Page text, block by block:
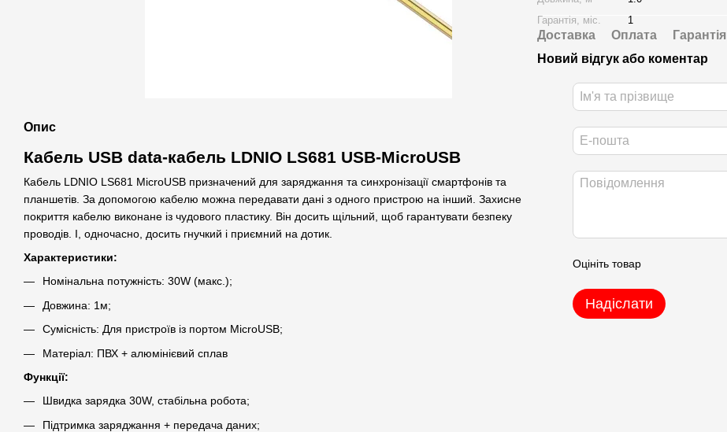
Опис
Кабель USB data-кабель LDNIO LS681 USB-MicroUSB
Кабель LDNIO LS681 MicroUSB призначений для заряджання та синхронізації смартфонів та
планшетів. За допомогою кабелю можна передавати дані з одного пристрою на інший. Захисне
покриття кабелю виконане із чудового пластику. Він досить щільний, щоб гарантувати безпеку
проводів. І, одночасно, досить гнучкий і приємний на дотик.
Характеристики:
Номінальна потужність: 30W (макс.);
Довжина: 1м;
Сумісність: Для пристроїв із портом MicroUSB;
Матеріал: ПВХ + алюмінієвий сплав
Функції:
Швидка зарядка 30W, стабільна робота;
Підтримка заряджання + передача даних;
Гарантія, міс.
1
Доставка Оплата
Гарантія
Новий відгук або коментар
Оцініть товар
Надіслати